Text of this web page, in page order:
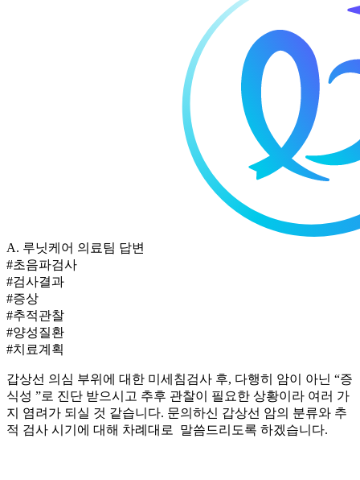
A. 루닛케어 의료팀 답변
#초음파검사
#검사결과
#증상
#추적관찰
#양성질환
#치료계획
갑상선 의심 부위에 대한 미세침검사 후, 다행히 암이 아닌 “증
식성 ”로 진단 받으시고 추후 관찰이 필요한 상황이라 여러 가
지 염려가 되실 것 같습니다. 문의하신 갑상선 암의 분류와 추
적 검사 시기에 대해 차례대로 말씀드리도록 하겠습니다.